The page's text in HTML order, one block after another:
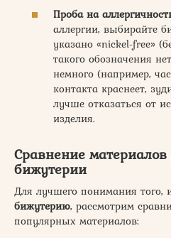
Проба на
аллергии, выбирайте
указано «nickel-free»
такого обозначения
немного (например,
контакта краснеет,
лучше отказаться от
изделия.
Сравнение материалов
бижутерии
Для лучшего понимания того,
бижутерию, рассмотрим
популярных материалов: